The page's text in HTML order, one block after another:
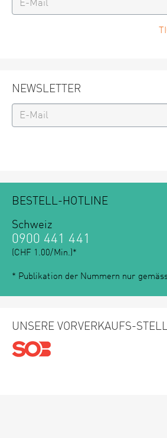
NEWSLETTER
BESTELL-HOTLINE
Schweiz
0900 441 441
(CHF 1.00/Min.)*
* Publikation der Nummern nur
UNSERE VORVERKAUFS-